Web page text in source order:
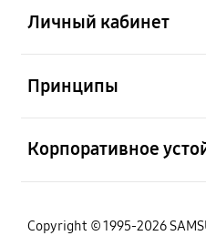
Личный кабинет
Принципы
Корпоративное
Copyright © 1995-2026